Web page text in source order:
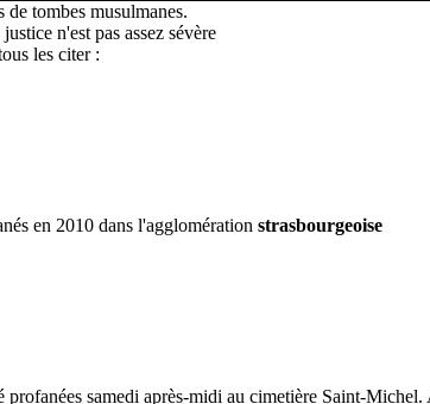
tombes musulmanes.
n'est pas assez sévère
les citer :
en 2010 dans l'agglomération strasbourgeoise
samedi après-midi au cimetière Saint-